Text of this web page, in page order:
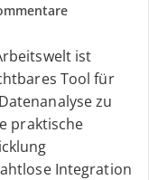
ist
Tool für
zu
praktische
Integration